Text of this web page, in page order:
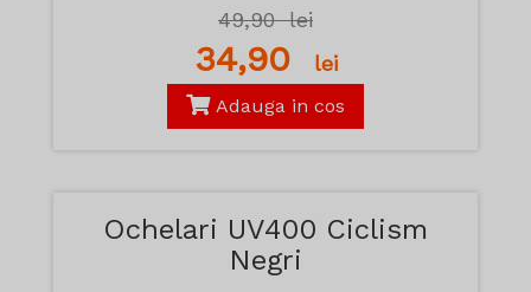
49,90lei
34,90 lei
Adauga in cos
Ochelari UV400 Ciclism
Negri